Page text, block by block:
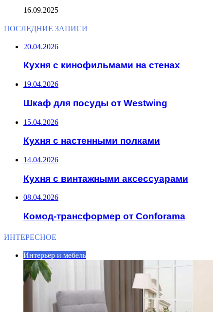
16.09.2025
ПОСЛЕДНИЕ ЗАПИСИ
20.04.2026
Кухня с кинофильмами на стенах
19.04.2026
Шкаф для посуды от Westwing
15.04.2026
Кухня с настенными полками
14.04.2026
Кухня с винтажными аксессуарами
08.04.2026
Комод-трансформер от Conforama
ИНТЕРЕСНОЕ
Интерьер и мебель